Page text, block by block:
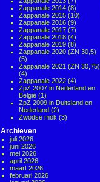
Zappanale 2014 (8)
Zappanale 2015 (10)
Zappanale 2016 (9)
Zappanale 2017 (7)
Zappanale 2018 (4)
Zappanale 2019 (8)
Zappanale 2020 (ZN 30,5)
(5)
Zappanale 2021 (ZN 30,75)
(4)
Zappanale 2022 (4)
ZpZ 2007 in Nederland en
België (1)
ZpZ 2009 in Duitsland en
Nederland (2)
Zwödse mök (3)
Archieven
juli 2026
juni 2026
mei 2026
april 2026
maart 2026
februari 2026